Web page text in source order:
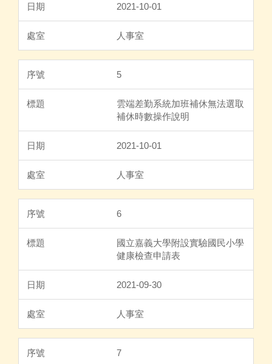
2021-10-01
人事室
5
雲端差勤系統加班補休無法選取
補休時數操作說明
2021-10-01
人事室
6
國立嘉義大學附設實驗國民小學
健康檢查申請表
2021-09-30
人事室
7